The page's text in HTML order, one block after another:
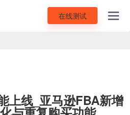
在线测试
上线_亚马逊FBA新增